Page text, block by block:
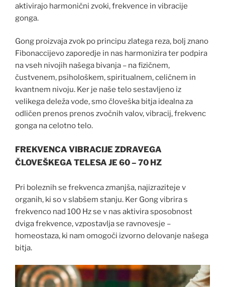
aktivirajo harmonični zvoki, frekvence in vibracije
gonga.
Gong proizvaja zvok po principu zlatega reza, bolj znano
Fibonaccijevo zaporedje in nas harmonizira ter podpira
na vseh nivojih našega bivanja – na fizičnem,
čustvenem, psihološkem, spiritualnem, celičnem in
kvantnem nivoju. Ker je naše telo sestavljeno iz
velikega deleža vode, smo človeška bitja idealna za
odličen prenos prenos zvočnih valov, vibracij, frekvenc
gonga na celotno telo.
FREKVENCA VIBRACIJE ZDRAVEGA
ČLOVEŠKEGA TELESA JE 60 – 70 HZ
Pri boleznih se frekvenca zmanjša, najizraziteje v
organih, ki so v slabšem stanju. Ker Gong vibrira s
frekvenco nad 100 Hz se v nas aktivira sposobnost
dviga frekvence, vzpostavlja se ravnovesje –
homeostaza, ki nam omogoči izvorno delovanje našega
bitja.